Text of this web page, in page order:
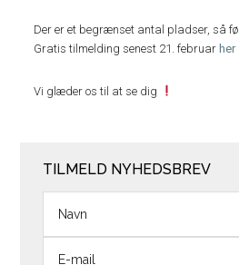
Der er et begrænset antal pladser, så
Gratis tilmelding senest 21. februar her
Vi glæder os til at se dig
TILMELD NYHEDSBREV